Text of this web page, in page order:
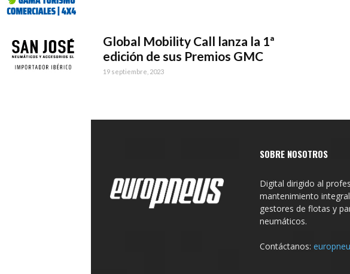
Global Mobility Call lanza la 1ª
edición de sus Premios GMC
19 septiembre, 2023
SOBRE NOSOTROS
Digital dirigido al
mantenimiento
gestores de flotas y
neumáticos.
Contáctanos: